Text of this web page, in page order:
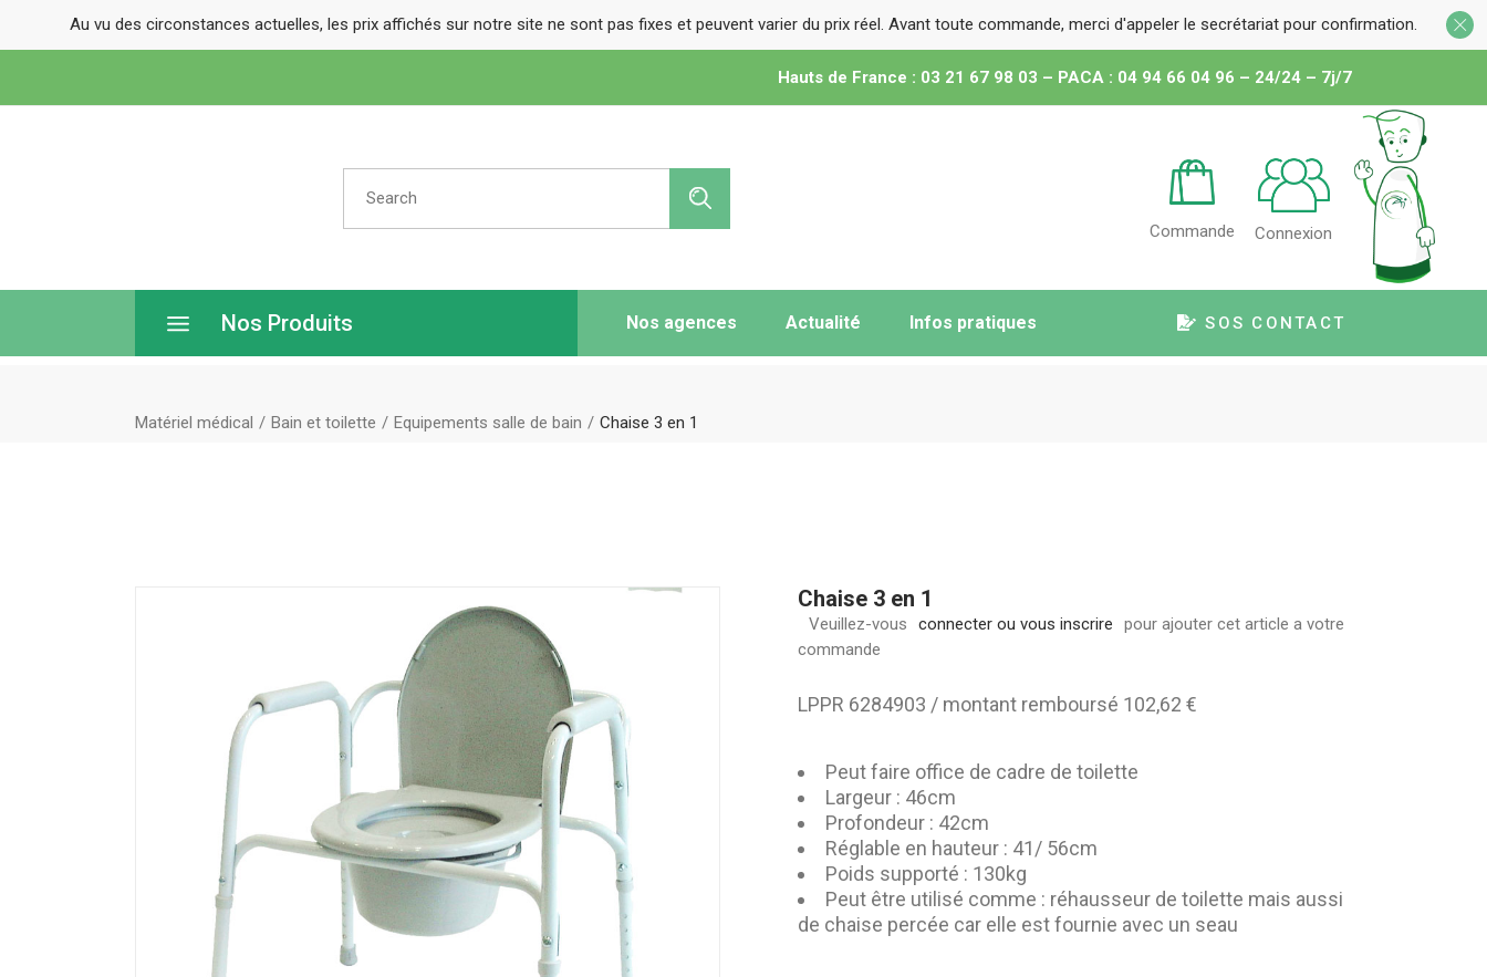
Au vu des circonstances actuelles, les prix affichés sur notre site ne sont pas fixes et peuvent varier du prix réel. Avant toute commande, merci d'appeler le secrétariat pour confirmation.
Hauts de France : 03 21 67 98 03 – PACA : 04 94 66 04 96 – 24/24 – 7j/7
Search
for:
Commande Connexion
Nos Produits Nos agences Actualité Infos pratiques
Location de fauteuil
SOS CONTACT
Matériel médical Bain et toilette Equipements salle de bain Chaise 3 en 1
Chaise 3 en 1
Veuillez-vous connecter ou vous inscrire
pour ajouter cet article a votre
commande
LPPR 6284903 / montant remboursé 102,62 €
Peut faire office de cadre de toilette
Largeur : 46cm
Profondeur : 42cm
Réglable en hauteur : 41/ 56cm
Poids supporté : 130kg
Peut être utilisé comme : réhausseur de toilette mais aussi
de chaise percée car elle est fournie avec un seau